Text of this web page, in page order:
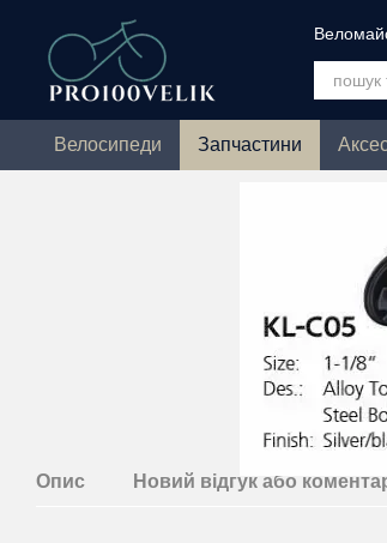
Перейти до основного контенту
Велосипеди Запчастини
Опис Новий відгук або